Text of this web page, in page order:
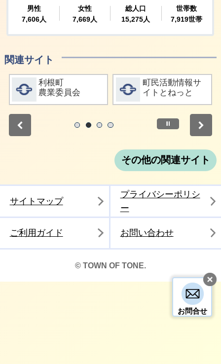
お問合せ
関連サイト
詳細をみる
利根町
農業委員会
詳細をみる
町民活動情報サ
イトとねっと
停止
その他の関連サイト
サイトマップ
プライバシーポリシ
ー
ご利用ガイド お問い合わせ
© TOWN OF TONE.